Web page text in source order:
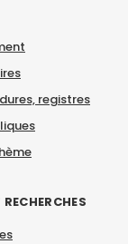
registres